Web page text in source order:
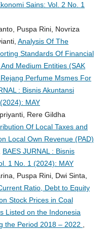
Sains: Vol. 2 No. 1
Puspa Rini, Novriza
Analysis Of The
Standards Of Financial
Medium Entities (SAK
Perfume Msmes For
: Bisnis Akuntansi
MAY
Rere Gildha
Of Local Taxes and
Local Own Revenue (PAD)
BAES JURNAL : Bisnis
1 No. 1 (2024): MAY
Puspa Rini, Dwi Sinta,
Ratio, Debt to Equity
Stock Prices in Coal
Listed on the Indonesia
the Period 2018 – 2022